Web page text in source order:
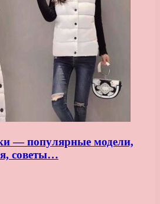
— популярные модели,
советы…